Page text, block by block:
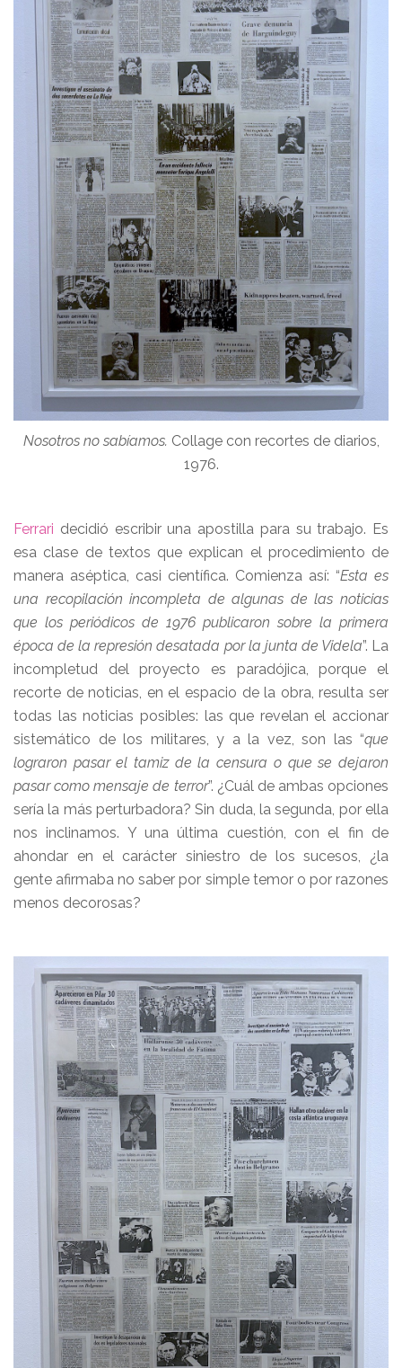
Nosotros no sabíamos. Collage con recortes de diarios,
1976.
Ferrari decidió escribir una apostilla para su trabajo. Es
esa clase de textos que explican el procedimiento de
manera aséptica, casi científica. Comienza así: “Esta es
una recopilación incompleta de algunas de las noticias
que los periódicos de 1976 publicaron sobre la primera
época de la represión desatada por la junta de Videla”. La
incompletud del proyecto es paradójica, porque el
recorte de noticias, en el espacio de la obra, resulta ser
todas las noticias posibles: las que revelan el accionar
sistemático de los militares, y a la vez, son las “que
lograron pasar el tamiz de la censura o que se dejaron
pasar como mensaje de terror”. ¿Cuál de ambas opciones
sería la más perturbadora? Sin duda, la segunda, por ella
nos inclinamos. Y una última cuestión, con el fin de
ahondar en el carácter siniestro de los sucesos, ¿la
gente afirmaba no saber por simple temor o por razones
menos decorosas?